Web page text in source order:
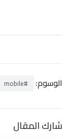
الوسوم: #mobile
شارك المقال